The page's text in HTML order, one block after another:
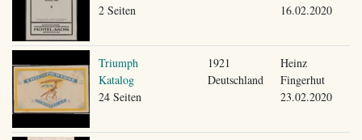
2 Seiten
16.02.2020
Triumph
Katalog
24 Seiten
1921
Deutschland
Heinz
Fingerhut
23.02.2020